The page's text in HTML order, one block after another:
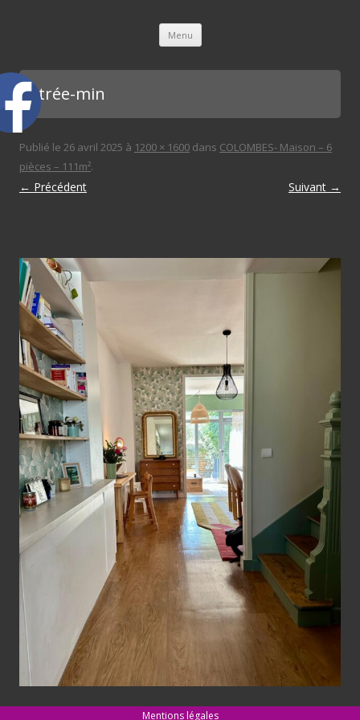
Menu Aller au contenu principal
entrée-min
Publié le 26 avril 2025 à 1200 × 1600 dans COLOMBES- Maison – 6
pièces – 111m².
← Précédent Suivant →
Mentions légales